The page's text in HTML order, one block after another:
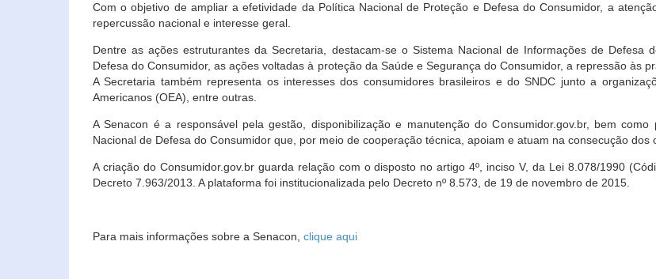
Com o objetivo de ampliar a efetividade da Política Nacional de Proteção e Defesa do Consumidor, a
repercussão nacional e interesse geral.
Dentre as ações estruturantes da Secretaria, destacam-se o Sistema Nacional de Informações de Defesa
Defesa do Consumidor, as ações voltadas à proteção da Saúde e Segurança do Consumidor, a repressão às
A Secretaria também representa os interesses dos consumidores brasileiros e do SNDC junto a
Americanos (OEA), entre outras.
A Senacon é a responsável pela gestão, disponibilização e manutenção do Consumidor.gov.br, bem
Nacional de Defesa do Consumidor que, por meio de cooperação técnica, apoiam e atuam na consecução dos
A criação do Consumidor.gov.br guarda relação com o disposto no artigo 4º, inciso V, da Lei 8.078/1990
Decreto 7.963/2013. A plataforma foi institucionalizada pelo Decreto nº 8.573, de 19 de novembro de 2015.
Para mais informações sobre a Senacon, clique aqui